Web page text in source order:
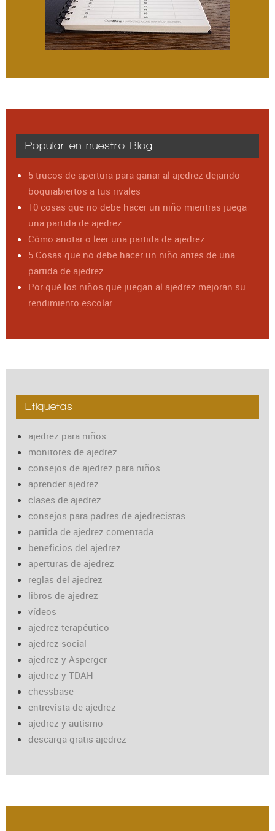
Popular en nuestro Blog
5 trucos de apertura para ganar al ajedrez dejando
boquiabiertos a tus rivales
10 cosas que no debe hacer un niño mientras juega
una partida de ajedrez
Cómo anotar o leer una partida de ajedrez
5 Cosas que no debe hacer un niño antes de una
partida de ajedrez
Por qué los niños que juegan al ajedrez mejoran su
rendimiento escolar
Etiquetas
ajedrez para niños
monitores de ajedrez
consejos de ajedrez para niños
aprender ajedrez
clases de ajedrez
consejos para padres de ajedrecistas
partida de ajedrez comentada
beneficios del ajedrez
aperturas de ajedrez
reglas del ajedrez
libros de ajedrez
vídeos
ajedrez terapéutico
ajedrez social
ajedrez y Asperger
ajedrez y TDAH
chessbase
entrevista de ajedrez
ajedrez y autismo
descarga gratis ajedrez